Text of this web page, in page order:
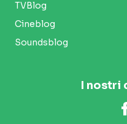
TVBlog
Cineblog
Soundsblog
I nostri